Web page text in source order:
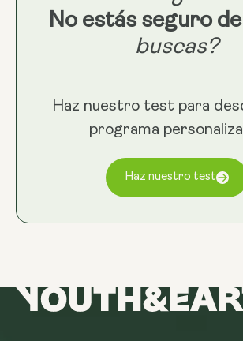
No estás seguro
buscas?
Haz nuestro test para
programa
Haz nuestro test